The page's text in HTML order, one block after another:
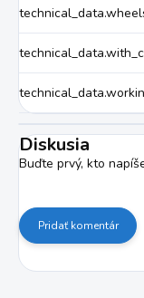
Diskusia
Buďte prvý, kto
Pridať komentár